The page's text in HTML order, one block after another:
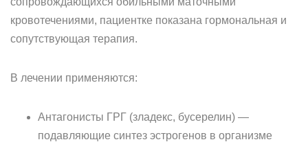
кровотечениями, пациентке показана гормональная и
сопутствующая терапия.
В лечении применяются:
Антагонисты ГРГ (зладекс, бусерелин) —
подавляющие синтез эстрогенов в организме